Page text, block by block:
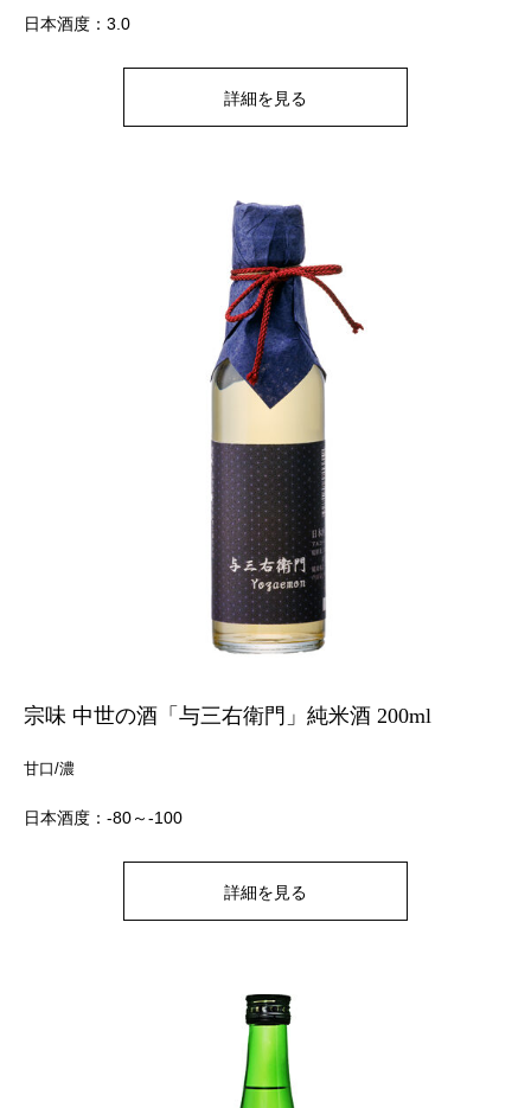
日本酒度：3.0
詳細を見る
宗味 中世の酒「与三右衛門」純米酒 200ml
甘口/濃
日本酒度：-80～-100
詳細を見る